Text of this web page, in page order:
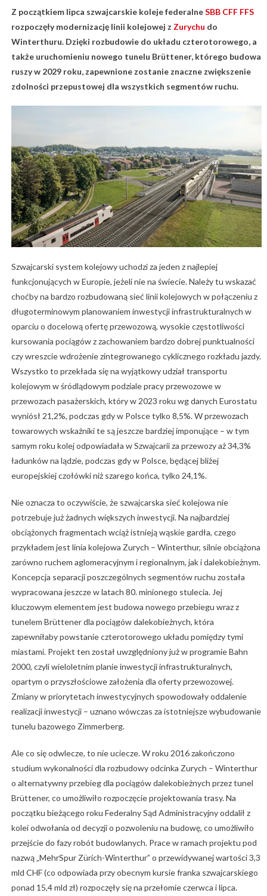
Z początkiem lipca szwajcarskie koleje federalneSBB CFF FFS
rozpoczęły modernizację linii kolejowej z Zurychu do
Winterthuru. Dzięki rozbudowie do układu czterotorowego, a
także uruchomieniu nowego tunelu Brüttener, którego budowa
ruszy w 2029 roku, zapewnione zostanie znaczne zwiększenie
zdolności przepustowej dla wszystkich segmentów ruchu.
Szwajcarski system kolejowy uchodzi za jeden z najlepiej
funkcjonujących w Europie, jeżeli nie na świecie. Należy tu wskazać
choćby na bardzo rozbudowaną sieć linii kolejowych w połączeniu z
długoterminowym planowaniem inwestycji infrastrukturalnych w
oparciu o docelową ofertę przewozową, wysokie częstotliwości
kursowania pociągów z zachowaniem bardzo dobrej punktualności
czy wreszcie wdrożenie zintegrowanego cyklicznego rozkładu jazdy.
Wszystko to przekłada się na wyjątkowy udział transportu
kolejowym w śródlądowym podziale pracy przewozowe w
przewozach pasażerskich, który w 2023 roku wg danych Eurostatu
wyniósł 21,2%, podczas gdy w Polsce tylko 8,5%. W przewozach
towarowych wskaźniki te są jeszcze bardziej imponujące – w tym
samym roku kolej odpowiadała w Szwajcarii za przewozy aż 34,3%
ładunków na lądzie, podczas gdy w Polsce, będącej bliżej
europejskiej czołówki niż szarego końca, tylko 24,1%.
Nie oznacza to oczywiście, że szwajcarska sieć kolejowa nie
potrzebuje już żadnych większych inwestycji. Na najbardziej
obciążonych fragmentach wciąż istnieją wąskie gardła, czego
przykładem jest linia kolejowa Zurych – Winterthur, silnie obciążona
zarówno ruchem aglomeracyjnym i regionalnym, jak i dalekobieżnym.
Koncepcja separacji poszczególnych segmentów ruchu została
wypracowana jeszcze w latach 80. minionego stulecia. Jej
kluczowym elementem jest budowa nowego przebiegu wraz z
tunelem Brüttener dla pociągów dalekobieżnych, która
zapewniłaby powstanie czterotorowego układu pomiędzy tymi
miastami. Projekt ten został uwzględniony już w programie Bahn
2000, czyli wieloletnim planie inwestycji infrastrukturalnych,
opartym o przyszłościowe założenia dla oferty przewozowej.
Zmiany w priorytetach inwestycyjnych spowodowały oddalenie
realizacji inwestycji – uznano wówczas za istotniejsze wybudowanie
tunelu bazowego Zimmerberg.
Ale co się odwlecze, to nie uciecze. W roku 2016 zakończono
studium wykonalności dla rozbudowy odcinka Zurych – Winterthur
o alternatywny przebieg dla pociągów dalekobieżnych przez tunel
Brüttener, co umożliwiło rozpoczęcie projektowania trasy. Na
początku bieżącego roku Federalny Sąd Administracyjny oddalił z
kolei odwołania od decyzji o pozwoleniu na budowę, co umożliwiło
przejście do fazy robót budowlanych. Prace w ramach projektu pod
nazwą „MehrSpur Zürich-Winterthur” o przewidywanej wartości 3,3
mld CHF (co odpowiada przy obecnym kursie franka szwajcarskiego
ponad 15,4 mld zł) rozpoczęły się na przełomie czerwca i lipca.